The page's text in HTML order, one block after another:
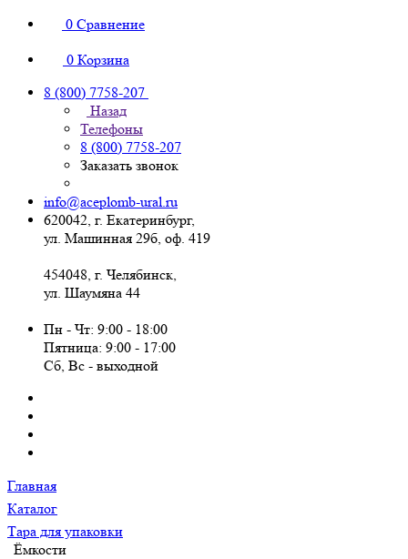
0 Сравнение
0 Корзина
8 (800) 7758-207
Назад
Телефоны
8 (800) 7758-207
Заказать звонок
info@aceplomb-ural.ru
620042, г. Екатеринбург,
ул. Машинная 29б, оф. 419
454048, г. Челябинск,
ул. Шаумяна 44
Пн - Чт: 9:00 - 18:00
Пятница: 9:00 - 17:00
Сб, Вc - выходной
Главная
Каталог
Тара для упаковки
Ёмкости